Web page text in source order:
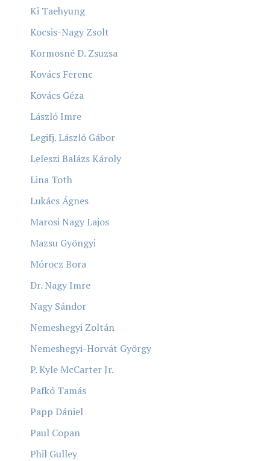
Ki Taehyung
Kocsis-Nagy Zsolt
Kormosné D. Zsuzsa
Kovács Ferenc
Kovács Géza
László Imre
Legifj. László Gábor
Leleszi Balázs Károly
Lina Toth
Lukács Ágnes
Marosi Nagy Lajos
Mazsu Gyöngyi
Mórocz Bora
Dr. Nagy Imre
Nagy Sándor
Nemeshegyi Zoltán
Nemeshegyi-Horvát György
P. Kyle McCarter Jr.
Pafkó Tamás
Papp Dániel
Paul Copan
Phil Gulley